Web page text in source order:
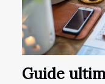
Guide